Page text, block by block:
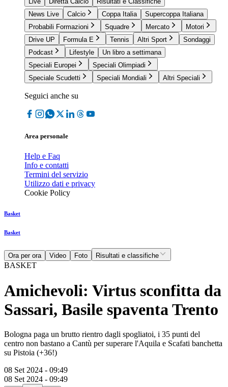
News Live
Calcio Coppa Italia
Supercoppa Italiana
Probabili Formazioni
Squadre Mercato
Motori
Drive UP
Formula E Tennis Altri Sport
Sondaggi
Podcast
Lifestyle
Un libro a settimana
Speciali Europei
Speciali Olimpiadi
Speciale Scudetti
Speciali Mondiali Altri Speciali
Seguici anche su
Area personale
Help e Faq
Info e contatti
Termini del servizio
Utilizzo dati e privacy
Cookie Policy
Basket
Basket
Ora per ora Video Foto Risultati e classifiche
BASKET
Amichevoli: Virtus sconfitta da
Sassari, Basile spaventa Trento
Bologna paga un brutto rientro dagli spogliatoi, i 35 punti del
centro non bastano a Cantù per superare l'Aquila e Scafati banchetta
su Pistoia (+36!)
08 Set 2024 - 09:49
08 Set 2024 - 09:49